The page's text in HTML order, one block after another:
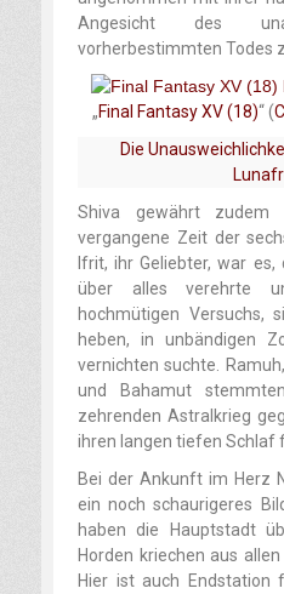
Angesicht des
vorherbestimmten Todes
„Final Fantasy XV (18)“ (
Die
Shiva gewährt zudem
vergangene Zeit der
Ifrit, ihr Geliebter, war
über alles verehrte
hochmütigen Versuchs,
heben, in unbändigen
vernichten suchte.
und Bahamut
zehrenden Astralkrieg
ihren langen tiefen Schlaf
Bei der Ankunft im Herz
ein noch schaurigeres
haben die Hauptstadt
Horden kriechen aus
Hier ist auch Endstation